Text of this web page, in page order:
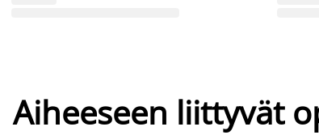
Aiheeseen liittyvät